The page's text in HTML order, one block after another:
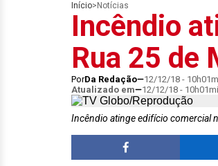
Início> Notícias
Incêndio
Rua 25 de
PorDa Redação 12/12/18 -
Atualizado em
12/12/18 -
Incêndio atinge edifício comercial